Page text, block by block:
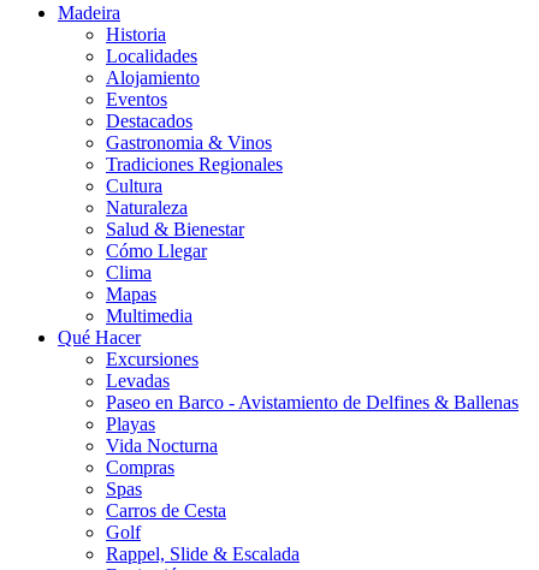
Madeira
Historia
Localidades
Alojamiento
Eventos
Destacados
Gastronomia & Vinos
Tradiciones Regionales
Cultura
Naturaleza
Salud & Bienestar
Cómo Llegar
Clima
Mapas
Multimedia
Qué Hacer
Excursiones
Levadas
Paseo en Barco - Avistamiento de Delfines & Ballenas
Playas
Vida Nocturna
Compras
Spas
Carros de Cesta
Golf
Rappel, Slide & Escalada